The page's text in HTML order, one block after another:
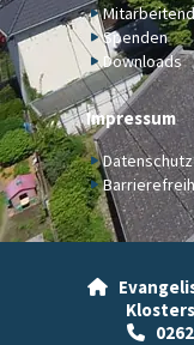
Spenden
Downloads
Impressum
Datenschutz

